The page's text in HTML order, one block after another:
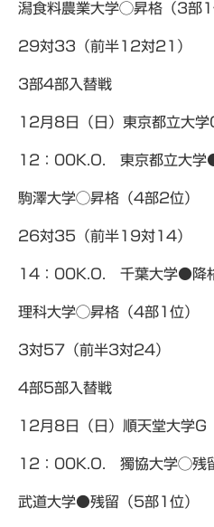
潟食料農業大学◯昇格（3部1
29対33（前半12対21）
3部4部入替戦
12月8日（日）東京都立大学
12：00K.O. 東京都立大
駒澤大学◯昇格（4部2位）
26対35（前半19対14）
14：00K.O. 千葉大学●
理科大学◯昇格（4部1位）
3対57（前半3対24）
4部5部入替戦
12月8日（日）順天堂大学G
12：00K.O. 獨協大学◯
武道大学●残留（5部1位）